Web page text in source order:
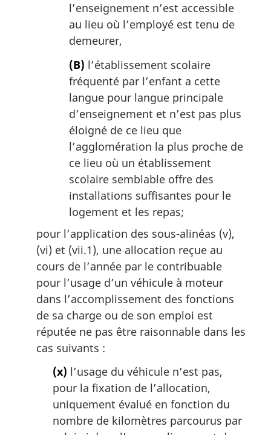
l’enseignement n’est accessible
au lieu où l’employé est tenu de
demeurer,
(B) l’établissement scolaire
fréquenté par l’enfant a cette
langue pour langue principale
d’enseignement et n’est pas plus
éloigné de ce lieu que
l’agglomération la plus proche de
ce lieu où un établissement
scolaire semblable offre des
installations suffisantes pour le
logement et les repas;
pour l’application des sous-alinéas (v),
(vi) et (vii.1), une allocation reçue au
cours de l’année par le contribuable
pour l’usage d’un véhicule à moteur
dans l’accomplissement des fonctions
de sa charge ou de son emploi est
réputée ne pas être raisonnable dans les
cas suivants :
(x) l’usage du véhicule n’est pas,
pour la fixation de l’allocation,
uniquement évalué en fonction du
nombre de kilomètres parcourus par